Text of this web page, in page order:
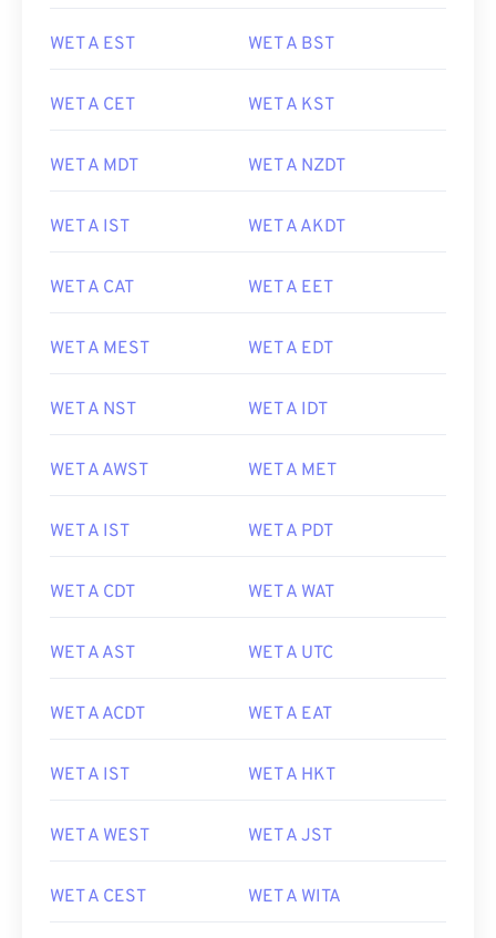
WET A EST WET A BST
WET A CET WET A KST
WET A MDT WET A NZDT
WET A IST WET A AKDT
WET A CAT WET A EET
WET A MEST WET A EDT
WET A NST WET A IDT
WET A AWST WET A MET
WET A IST WET A PDT
WET A CDT WET A WAT
WET A AST WET A UTC
WET A ACDT WET A EAT
WET A IST WET A HKT
WET A WEST WET A JST
WET A CEST WET A WITA